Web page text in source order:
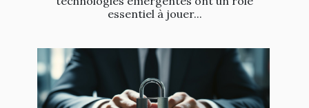
essentiel à jouer...